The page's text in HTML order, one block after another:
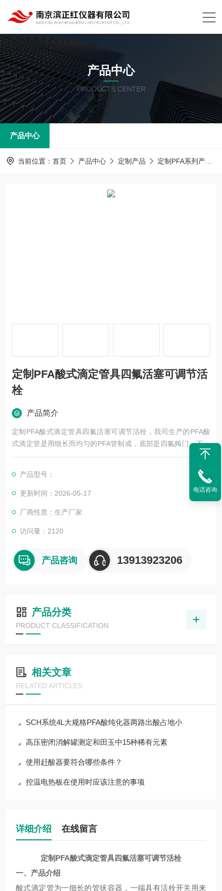
产品中心
PRODUCTS CENTER
产品中心
当前位置： 首页 产品中心 定制产品 定制PFA系列产品
定制PFA酸式滴定管具四氟活塞可调节活
栓
产品简介
定制PFA酸式滴定管具四氟活塞可调节活栓，我司生产的PFA酸
式滴定管是用细长而均匀的PFA管制成，底部是四氟阀门，下端
是一尖嘴，量取或滴定溶液时可控制将尖嘴内的液体放出。滴定
小变大。刻度的每一大格为1ml，每一大格又分为10小格，所以
每一小格为 0.1ml。
产品型号：
更新时间：2026-05-17
厂商性质：生产厂家
访问量：2120
产品咨询 13913923206
产品分类
PRODUCT CLASSIFICATION
相关文章
RELATED ARTICLES
SCH系统4L大规格PFA酸纯化器两路出酸占地小
高压密闭消解罐测定和田玉中15种稀有元素
使用赶酸器要符合哪些条件？
控温电热板在使用时应该注意的事项
详细介绍 在线留言
定制PFA酸式滴定管具四氟活塞可调节活栓
一、产品介绍
酸式滴定管为一细长的管状容器，一端具有活栓开关用来
电话咨询